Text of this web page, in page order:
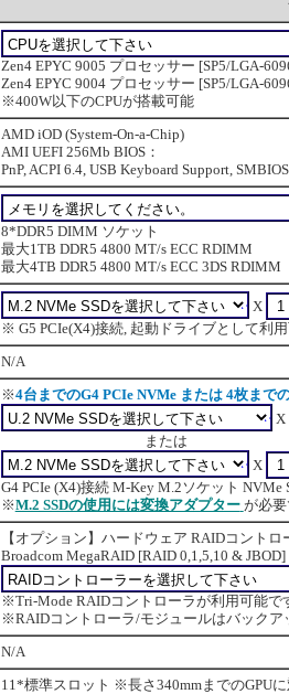
Zen4 EPYC 9005 プロセッサー [SP5/LGA-
Zen4 EPYC 9004 プロセッサー [SP5/LGA-
※400W以下のCPUが搭載可能
AMD iOD (System-On-a-Chip)
AMI UEFI 256Mb BIOS：
PnP, ACPI 6.4, USB Keyboard Support,
8*DDR5 DIMM ソケット
最大1TB DDR5 4800 MT/s ECC RDIMM
最大4TB DDR5 4800 MT/s ECC 3DS RDIMM
X
※ G5 PCIe(X4)接続, 起動ドライブとして利
N/A
※4台までのG4 PCIe NVMe または 4枚まで
X
または
X
G4 PCIe (X4)接続 M-Key M.2ソケット NVMe
※M.2 SSDの使用には変換アダプター が必
【オプション】ハードウェア RAIDコントロ
Broadcom MegaRAID [RAID 0,1,5,10 & JBOD]
※Tri-Mode RAIDコントローラが利用可能で
※RAIDコントローラ/モジュールはバック
N/A
11*標準スロット ※長さ340mmまでのGPU